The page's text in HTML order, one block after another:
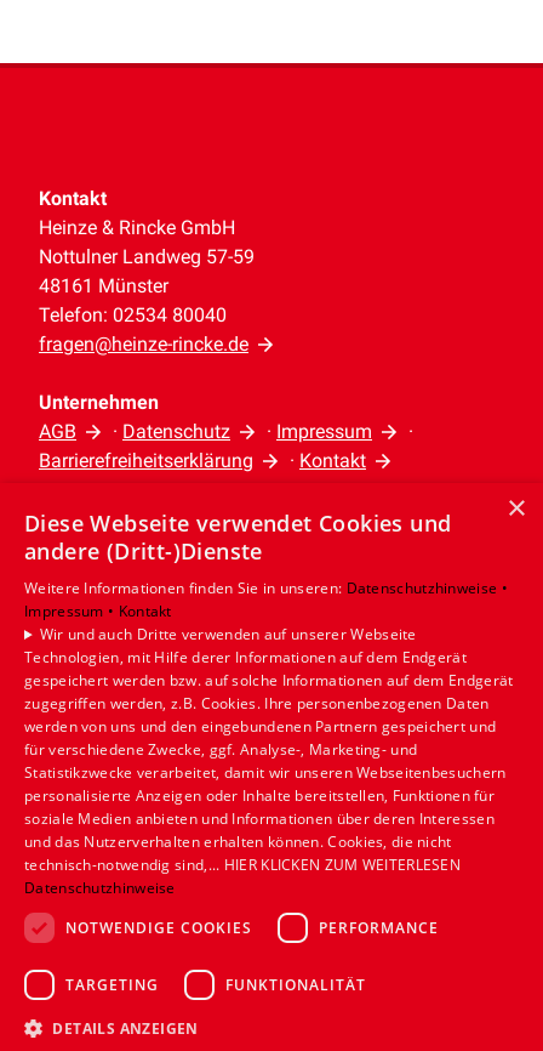
Kontakt
Heinze & Rincke GmbH
Nottulner Landweg 57-59
48161 Münster
Telefon: 02534 80040
fragen@heinze-rincke.de
Unternehmen
AGB
· Datenschutz · Impressum
·
Barrierefreiheitserklärung
· Kontakt
Leistungen
Privatkunden
Gewerbekunden
Karriere
Unternehmen
Standort
Münster
×
Diese Webseite verwendet Cookies und
andere (Dritt-)Dienste
Weitere Informationen finden Sie in unseren: Datenschutzhinweise •
Impressum • Kontakt
Wir und auch Dritte verwenden auf unserer Webseite
Technologien, mit Hilfe derer Informationen auf dem Endgerät
gespeichert werden bzw. auf solche Informationen auf dem Endgerät
zugegriffen werden, z.B. Cookies. Ihre personenbezogenen Daten
werden von uns und den eingebundenen Partnern gespeichert und
für verschiedene Zwecke, ggf. Analyse-, Marketing- und
Statistikzwecke verarbeitet, damit wir unseren Webseitenbesuchern
personalisierte Anzeigen oder Inhalte bereitstellen, Funktionen für
soziale Medien anbieten und Informationen über deren Interessen
und das Nutzerverhalten erhalten können. Cookies, die nicht
technisch-notwendig sind,... HIER KLICKEN ZUM WEITERLESEN
Datenschutzhinweise
NOTWENDIGE COOKIES
PERFORMANCE
TARGETING FUNKTIONALITÄT
DETAILS ANZEIGEN